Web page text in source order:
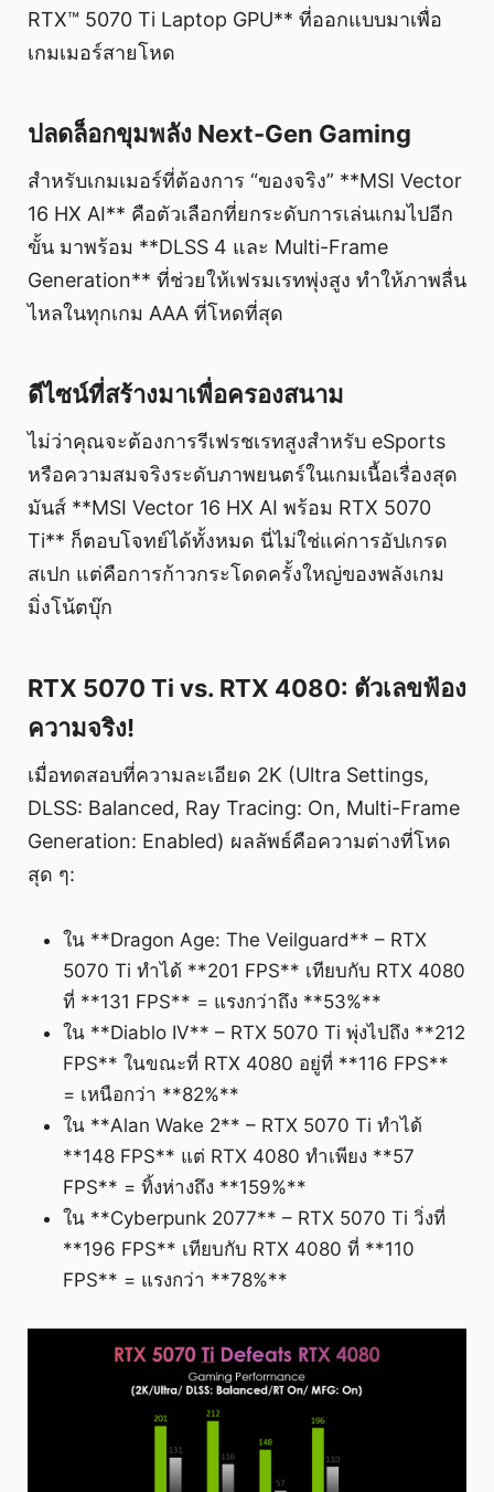
RTX™ 5070 Ti Laptop GPU** ที่ออกแบบมาเพื่อ
เกมเมอร์สายโหด
ปลดล็อกขุมพลัง Next-Gen Gaming
สำหรับเกมเมอร์ที่ต้องการ “ของจริง” **MSI Vector
16 HX AI** คือตัวเลือกที่ยกระดับการเล่นเกมไปอีก
ขั้น มาพร้อม **DLSS 4 และ Multi-Frame
Generation** ที่ช่วยให้เฟรมเรทพุ่งสูง ทำให้ภาพลื่น
ไหลในทุกเกม AAA ที่โหดที่สุด
ดีไซน์ที่สร้างมาเพื่อครองสนาม
ไม่ว่าคุณจะต้องการรีเฟรชเรทสูงสำหรับ eSports
หรือความสมจริงระดับภาพยนตร์ในเกมเนื้อเรื่องสุด
มันส์ **MSI Vector 16 HX AI พร้อม RTX 5070
Ti** ก็ตอบโจทย์ได้ทั้งหมด นี่ไม่ใช่แค่การอัปเกรด
สเปก แต่คือการก้าวกระโดดครั้งใหญ่ของพลังเกม
มิ่งโน้ตบุ๊ก
RTX 5070 Ti vs. RTX 4080: ตัวเลขฟ้อง
ความจริง!
เมื่อทดสอบที่ความละเอียด 2K (Ultra Settings,
DLSS: Balanced, Ray Tracing: On, Multi-Frame
Generation: Enabled) ผลลัพธ์คือความต่างที่โหด
สุด ๆ:
ใน **Dragon Age: The Veilguard** – RTX
5070 Ti ทำได้ **201 FPS** เทียบกับ RTX 4080
ที่ **131 FPS** = แรงกว่าถึง **53%**
ใน **Diablo IV** – RTX 5070 Ti พุ่งไปถึง **212
FPS** ในขณะที่ RTX 4080 อยู่ที่ **116 FPS**
= เหนือกว่า **82%**
ใน **Alan Wake 2** – RTX 5070 Ti ทำได้
**148 FPS** แต่ RTX 4080 ทำเพียง **57
FPS** = ทิ้งห่างถึง **159%**
ใน **Cyberpunk 2077** – RTX 5070 Ti วิ่งที่
**196 FPS** เทียบกับ RTX 4080 ที่ **110
FPS** = แรงกว่า **78%**